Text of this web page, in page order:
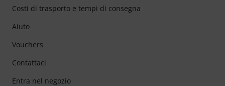
Costi di trasporto e tempi di consegna
Aiuto
Vouchers
Contattaci
Entra nel negozio